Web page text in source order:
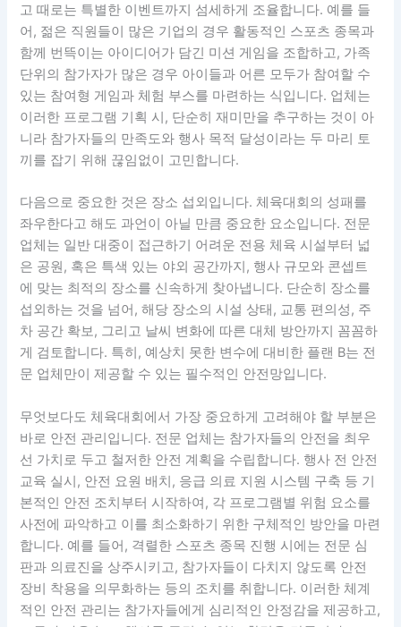
고 때로는 특별한 이벤트까지 섬세하게 조율합니다. 예를 들
어, 젊은 직원들이 많은 기업의 경우 활동적인 스포츠 종목과
함께 번뜩이는 아이디어가 담긴 미션 게임을 조합하고, 가족
단위의 참가자가 많은 경우 아이들과 어른 모두가 참여할 수
있는 참여형 게임과 체험 부스를 마련하는 식입니다. 업체는
이러한 프로그램 기획 시, 단순히 재미만을 추구하는 것이 아
니라 참가자들의 만족도와 행사 목적 달성이라는 두 마리 토
끼를 잡기 위해 끊임없이 고민합니다.
다음으로 중요한 것은 장소 섭외입니다. 체육대회의 성패를
좌우한다고 해도 과언이 아닐 만큼 중요한 요소입니다. 전문
업체는 일반 대중이 접근하기 어려운 전용 체육 시설부터 넓
은 공원, 혹은 특색 있는 야외 공간까지, 행사 규모와 콘셉트
에 맞는 최적의 장소를 신속하게 찾아냅니다. 단순히 장소를
섭외하는 것을 넘어, 해당 장소의 시설 상태, 교통 편의성, 주
차 공간 확보, 그리고 날씨 변화에 따른 대체 방안까지 꼼꼼하
게 검토합니다. 특히, 예상치 못한 변수에 대비한 플랜 B는 전
문 업체만이 제공할 수 있는 필수적인 안전망입니다.
무엇보다도 체육대회에서 가장 중요하게 고려해야 할 부분은
바로 안전 관리입니다. 전문 업체는 참가자들의 안전을 최우
선 가치로 두고 철저한 안전 계획을 수립합니다. 행사 전 안전
교육 실시, 안전 요원 배치, 응급 의료 지원 시스템 구축 등 기
본적인 안전 조치부터 시작하여, 각 프로그램별 위험 요소를
사전에 파악하고 이를 최소화하기 위한 구체적인 방안을 마련
합니다. 예를 들어, 격렬한 스포츠 종목 진행 시에는 전문 심
판과 의료진을 상주시키고, 참가자들이 다치지 않도록 안전
장비 착용을 의무화하는 등의 조치를 취합니다. 이러한 체계
적인 안전 관리는 참가자들에게 심리적인 안정감을 제공하고,